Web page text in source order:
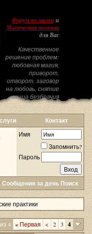
Форум по магиии
Магическая помощь
для Вас
Качественное
решение проблем:
любовная магия,
приворот,
отворот, заговор
на любовь, снятие
венца безбрачия
Контакт
Имя
Запомнить?
Пароль
Сообщения за день Поиск
практики
4 « Первая < 2 3
4